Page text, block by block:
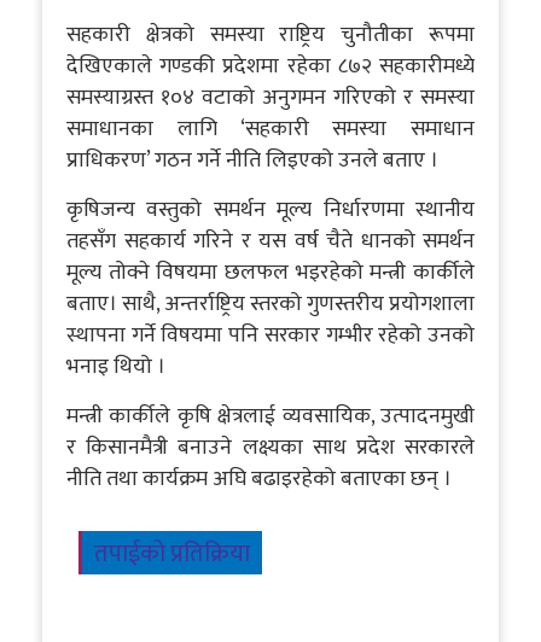
सहकारी क्षेत्रको समस्या राष्ट्रिय चुनौतीका रूपमा
देखिएकाले गण्डकी प्रदेशमा रहेका ८७२ सहकारीमध्ये
समस्याग्रस्त १०४ वटाको अनुगमन गरिएको र समस्या
समाधानका लागि ‘सहकारी समस्या समाधान
प्राधिकरण’ गठन गर्ने नीति लिइएको उनले बताए ।
कृषिजन्य वस्तुको समर्थन मूल्य निर्धारणमा स्थानीय
तहसँग सहकार्य गरिने र यस वर्ष चैते धानको समर्थन
मूल्य तोक्ने विषयमा छलफल भइरहेको मन्त्री कार्कीले
बताए। साथै, अन्तर्राष्ट्रिय स्तरको गुणस्तरीय प्रयोगशाला
स्थापना गर्ने विषयमा पनि सरकार गम्भीर रहेको उनको
भनाइ थियो ।
मन्त्री कार्कीले कृषि क्षेत्रलाई व्यवसायिक, उत्पादनमुखी
र किसानमैत्री बनाउने लक्ष्यका साथ प्रदेश सरकारले
नीति तथा कार्यक्रम अघि बढाइरहेको बताएका छन् ।
तपाईको प्रतिक्रिया